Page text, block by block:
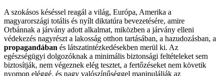
A szokásos késéssel reagál a világ, Európa, Amerika a
magyarországi totális és nyílt diktatúra bevezetésére, amire
Orbánnak a járvány adott alkalmat, miközben a járvány elleni
védekezés nagyrészt a lakosság otthon tartásában, a hazudozásban, a
propagandában és látszatintézkedésekben merül ki. Az
egészségügyi dolgozóknak a minimális biztonsági feltételeket sem
biztosítják, nem végeznek elég tesztet, a fertőzéseket nem követik
nyomon eléggé, és nagy valószínűséggel manipulálják az